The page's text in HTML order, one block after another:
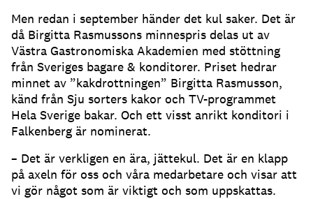
Men redan i september händer det kul saker. Det är
då Birgitta Rasmussons minnespris delas ut av
Västra Gastronomiska Akademien med stöttning
från Sveriges bagare & konditorer. Priset hedrar
minnet av ”kakdrottningen” Birgitta Rasmusson,
känd från Sju sorters kakor och TV-programmet
Hela Sverige bakar. Och ett visst anrikt konditori i
Falkenberg är nominerat.
– Det är verkligen en ära, jättekul. Det är en klapp
på axeln för oss och våra medarbetare och visar att
vi gör något som är viktigt och som uppskattas.